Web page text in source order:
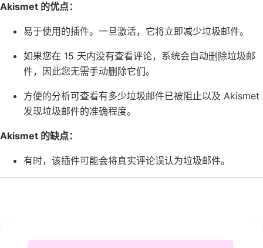
Akismet 的优点：
易于使用的插件。一旦激活，它将立即减少垃圾邮件。
如果您在 15 天内没有查看评论，系统会自动删除垃圾邮
件，因此您无需手动删除它们。
方便的分析可查看有多少垃圾邮件已被阻止以及 Akismet
发现垃圾邮件的准确程度。
Akismet 的缺点：
有时，该插件可能会将真实评论误认为垃圾邮件。